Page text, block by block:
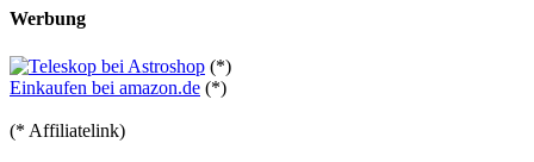
Werbung
(*)
Einkaufen bei amazon.de (*)
(* Affiliatelink)